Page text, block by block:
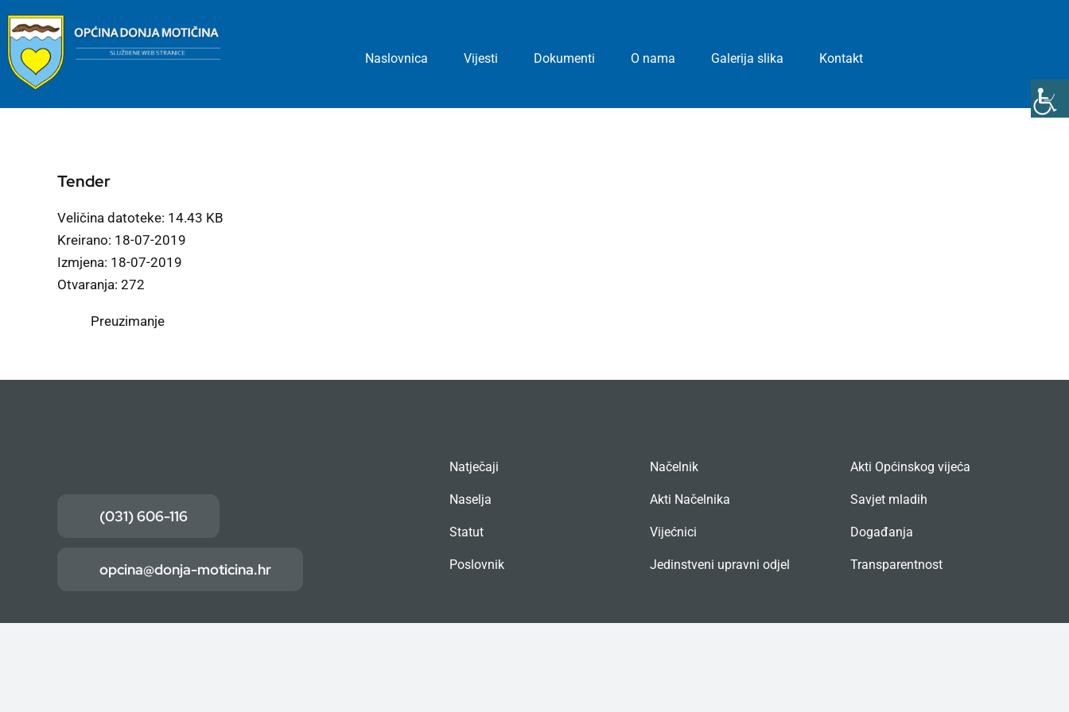
Skip
to
content
Naslovnica Vijesti Dokumenti O nama Galerija slika Kontakt
Tender
Veličina datoteke: 14.43 KB
Kreirano: 18-07-2019
Izmjena: 18-07-2019
Otvaranja: 272
Preuzimanje
(031) 606-116
opcina@donja-moticina.hr
Natječaji
Naselja
Statut
Poslovnik
Načelnik
Akti Načelnika
Vijećnici
Jedinstveni upravni odjel
Akti Općinskog vijeća
Savjet mladih
Događanja
Transparentnost